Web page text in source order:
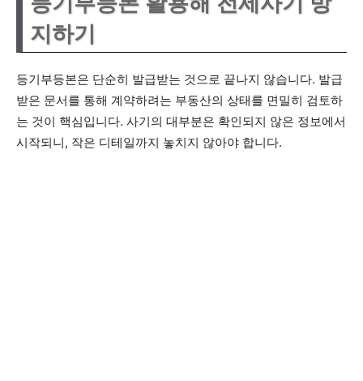
지하기
등기부등본은 단순히 발급받는 것으로 끝나지 않습니다. 발급
받은 문서를 통해 계약하려는 부동산의 상태를 면밀히 검토하
는 것이 핵심입니다. 사기의 대부분은 확인되지 않은 정보에서
시작되니, 작은 디테일까지 놓치지 않아야 합니다.